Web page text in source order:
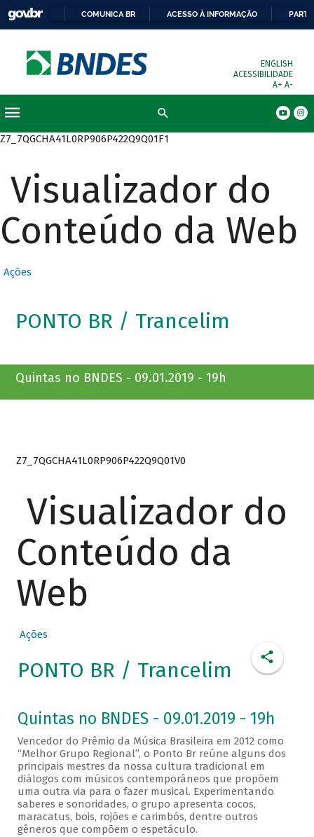
COMUNICA BR ACESSO À INFORMAÇÃO
ENGLISH
ACESSIBILIDADE
A+ A-
Z7_7QGCHA41L0RP906P422Q9Q01F1
Visualizador do
Conteúdo da Web
Ações
PONTO BR / Trancelim
Quintas no BNDES - 09.01.2019 - 19h
Z7_7QGCHA41L0RP906P422Q9Q01V0
Visualizador do
Conteúdo da
Web
Ações
PONTO BR / Trancelim
Quintas no BNDES - 09.01.2019 - 19h
Vencedor do Prêmio da Música Brasileira em 2012 como
“Melhor Grupo Regional”, o Ponto Br reúne alguns dos
principais mestres da nossa cultura tradicional em
diálogos com músicos contemporâneos que propõem
uma outra via para o fazer musical. Experimentando
saberes e sonoridades, o grupo apresenta cocos,
maracatus, bois, rojões e carimbós, dentre outros
gêneros que compõem o espetáculo.